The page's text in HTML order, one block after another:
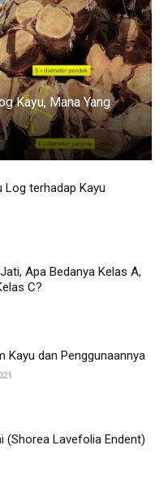
Kayu, Mana Yang
Log terhadap Kayu
Apa Bedanya Kelas A,
C?
Kayu dan Penggunaannya
(Shorea Lavefolia Endent)